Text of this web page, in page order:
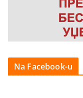
Na Facebook-u